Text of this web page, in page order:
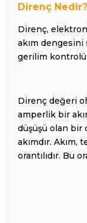
Direnç Nedir?
Direnç,
akım dengesini
gerilim kontrolü
Direnç değeri
amperlik bir
düşüşü olan bir
akımdır. Akım,
orantılıdır. Bu